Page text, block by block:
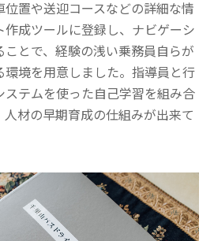
位置や送迎コースなどの詳細な情
作成ツールに登録し、ナビゲーシ
ことで、経験の浅い乗務員自らが
環境を用意しました。指導員と行
ステムを使った自己学習を組み合
人材の早期育成の仕組みが出来て